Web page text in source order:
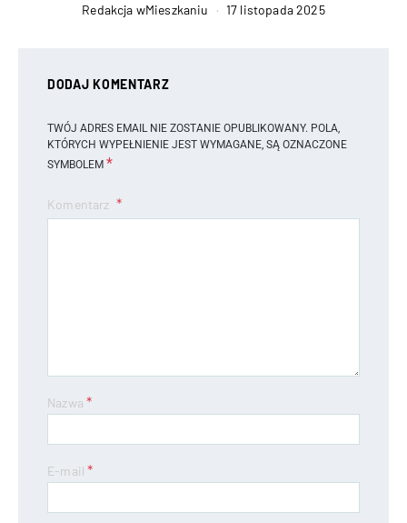
Redakcja wMieszkaniu 17 listopada 2025
DODAJ KOMENTARZ
TWÓJ ADRES EMAIL NIE ZOSTANIE OPUBLIKOWANY. POLA,
KTÓRYCH WYPEŁNIENIE JEST WYMAGANE, SĄ OZNACZONE
SYMBOLEM *
Komentarz
Nazwa*
E-mail*